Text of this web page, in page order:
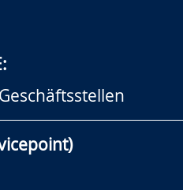
Geschäftsstellen